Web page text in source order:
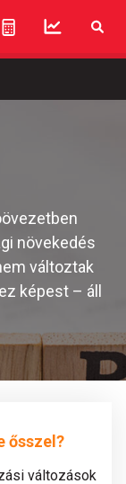
növekedés
változtak
képest – áll
ősszel?
változások